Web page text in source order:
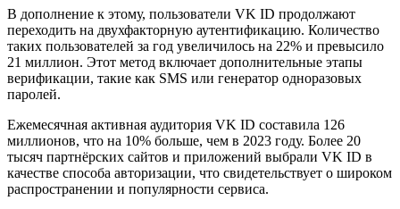
В дополнение к этому, пользователи VK ID продолжают
переходить на двухфакторную аутентификацию. Количество
таких пользователей за год увеличилось на 22% и превысило
21 миллион. Этот метод включает дополнительные этапы
верификации, такие как SMS или генератор одноразовых
паролей.
Ежемесячная активная аудитория VK ID составила 126
миллионов, что на 10% больше, чем в 2023 году. Более 20
тысяч партнёрских сайтов и приложений выбрали VK ID в
качестве способа авторизации, что свидетельствует о широком
распространении и популярности сервиса.